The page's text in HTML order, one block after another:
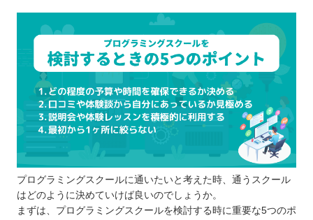
プログラミングスクールに通いたいと考えた時、通うスクール
はどのように決めていけば良いのでしょうか。
まずは、プログラミングスクールを検討する時に重要な5つのポ